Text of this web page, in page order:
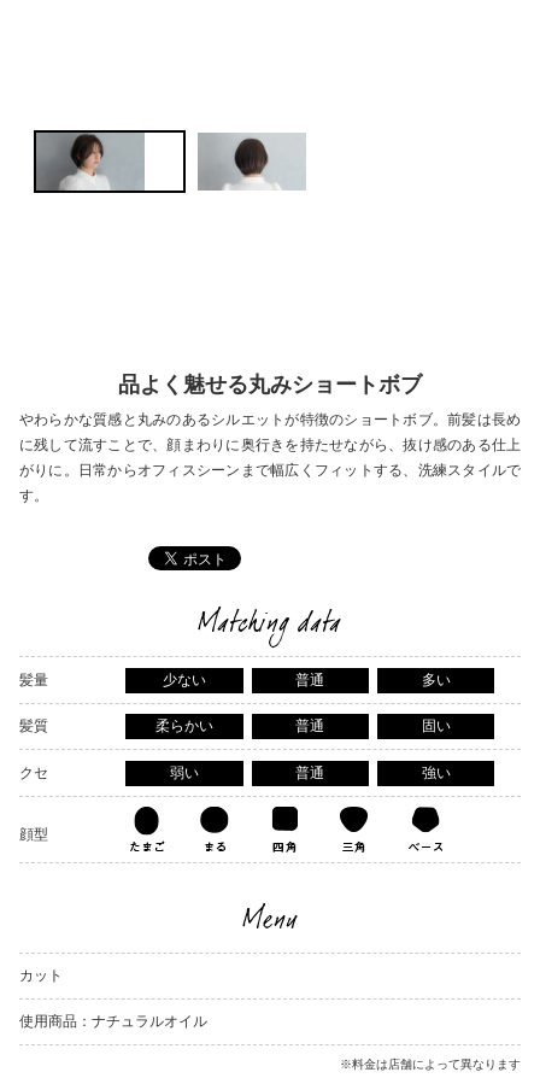
品よく魅せる丸みショートボブ
やわらかな質感と丸みのあるシルエットが特徴のショートボブ。前髪は長め
に残して流すことで、顔まわりに奥行きを持たせながら、抜け感のある仕上
がりに。日常からオフィスシーンまで幅広くフィットする、洗練スタイルで
す。
Matching data
髪量 少ない 普通 多い
髪質 柔らかい 普通 固い
クセ 弱い 普通 強い
顔型
Menu
カット
使用商品：ナチュラルオイル
※料金は店舗によって異なります